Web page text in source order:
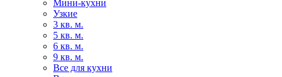
Мини-кухни
Узкие
3 кв. м.
5 кв. м.
6 кв. м.
9 кв. м.
Все для кухни